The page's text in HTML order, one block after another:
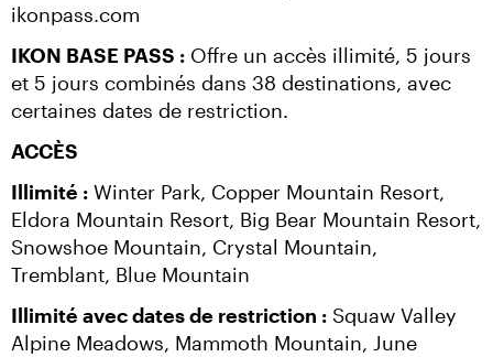
ikonpass.com
IKON BASE PASS : Offre un accès illimité, 5 jours
et 5 jours combinés dans 38 destinations, avec
certaines dates de restriction.
ACCÈS
Illimité : Winter Park, Copper Mountain Resort,
Eldora Mountain Resort, Big Bear Mountain Resort,
Snowshoe Mountain, Crystal Mountain,
Tremblant, Blue Mountain
Illimité avec dates de restriction : Squaw Valley
Alpine Meadows, Mammoth Mountain, June